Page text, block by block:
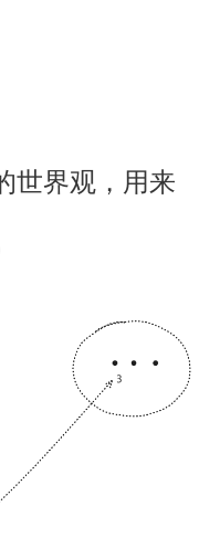
世界观，用来